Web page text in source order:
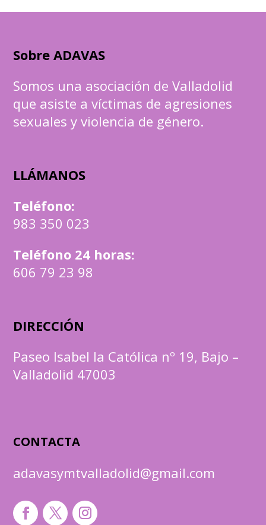
Sobre ADAVAS
Somos una asociación de Valladolid
que asiste a víctimas de agresiones
sexuales y violencia de género.
LLÁMANOS
Teléfono:
983 350 023
Teléfono 24 horas:
606 79 23 98
DIRECCIÓN
Paseo Isabel la Católica nº 19, Bajo –
Valladolid 47003
CONTACTA
adavasymtvalladolid@gmail.com